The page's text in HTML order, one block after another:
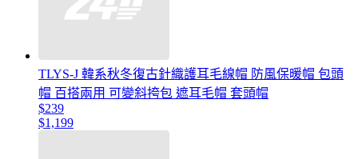
TLYS-J 韓系秋冬復古針織護耳毛線帽 防風保暖帽 包頭
帽 百搭兩用 可變斜挎包 遮耳毛帽 套頭帽
$239
$1,199